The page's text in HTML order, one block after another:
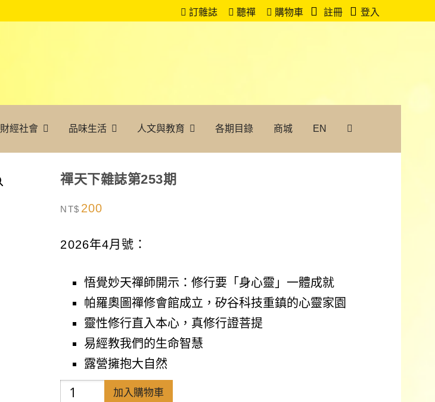
訂雜誌 聽禪 購物車 註冊 登入
財經社會 品味生活 人文與教育 各期目錄 商城 EN
禪天下雜誌第253期
NT$ 200
2026年4月號：
悟覺妙天禪師開示：修行要「身心靈」一體成就
帕羅奧圖禪修會館成立，矽谷科技重鎮的心靈家園
靈性修行直入本心，真修行證菩提
易經教我們的生命智慧
露營擁抱大自然
禪
加入購物車